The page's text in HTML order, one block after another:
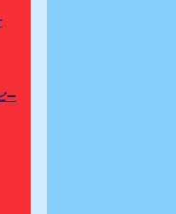
ー